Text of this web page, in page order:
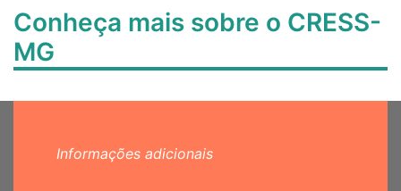
Conheça mais sobre o CRESS-
MG
Informações adicionais